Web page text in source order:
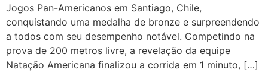
Jogos Pan-Americanos em Santiago, Chile,
conquistando uma medalha de bronze e surpreendendo
a todos com seu desempenho notável. Competindo na
prova de 200 metros livre, a revelação da equipe
Natação Americana finalizou a corrida em 1 minuto, […]